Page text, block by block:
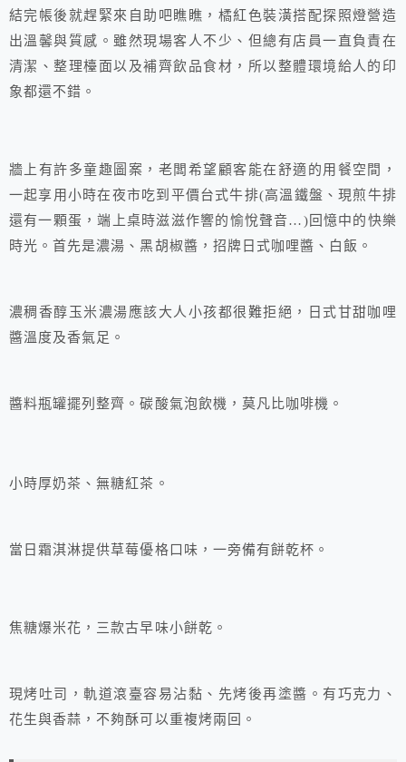
結完帳後就趕緊來自助吧瞧瞧，橘紅色裝潢搭配探照燈營造
出溫馨與質感。雖然現場客人不少、但總有店員一直負責在
清潔、整理檯面以及補齊飲品食材，所以整體環境給人的印
象都還不錯。
牆上有許多童趣圖案，老闆希望顧客能在舒適的用餐空間，
一起享用小時在夜市吃到平價台式牛排(高溫鐵盤、現煎牛排
還有一顆蛋，端上桌時滋滋作響的愉悅聲音…)回憶中的快樂
時光。首先是濃湯、黑胡椒醬，招牌日式咖哩醬、白飯。
濃稠香醇玉米濃湯應該大人小孩都很難拒絕，日式甘甜咖哩
醬溫度及香氣足。
醬料瓶罐擺列整齊。碳酸氣泡飲機，莫凡比咖啡機。
小時厚奶茶、無糖紅茶。
當日霜淇淋提供草莓優格口味，一旁備有餅乾杯。
焦糖爆米花，三款古早味小餅乾。
現烤吐司，軌道滾臺容易沾黏、先烤後再塗醬。有巧克力、
花生與香蒜，不夠酥可以重複烤兩回。